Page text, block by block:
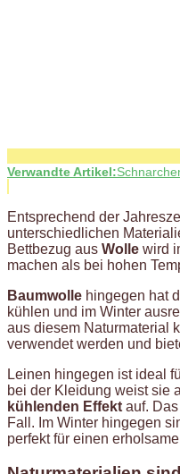
Verwandte Artikel:
Entsprechend der
unterschiedlichen
Bettbezug aus Wolle wird
machen als bei hohen
Baumwolle hingegen hat
kühlen und im Winter
aus diesem Naturmaterial
verwendet werden und
Leinen hingegen ist ideal
bei der Kleidung weist sie
kühlenden Effekt auf.
Fall. Im Winter hingegen
perfekt für einen